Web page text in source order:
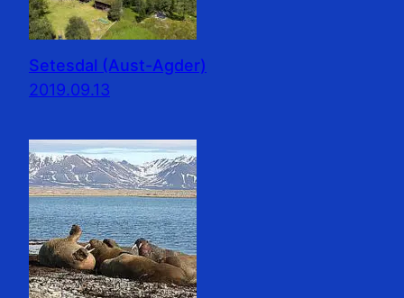
Setesdal (Aust-Agder)
2019.09.13